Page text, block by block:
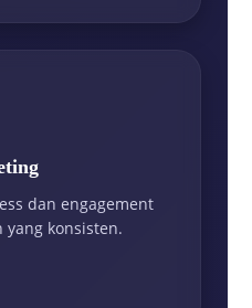
dan engagement
konsisten.